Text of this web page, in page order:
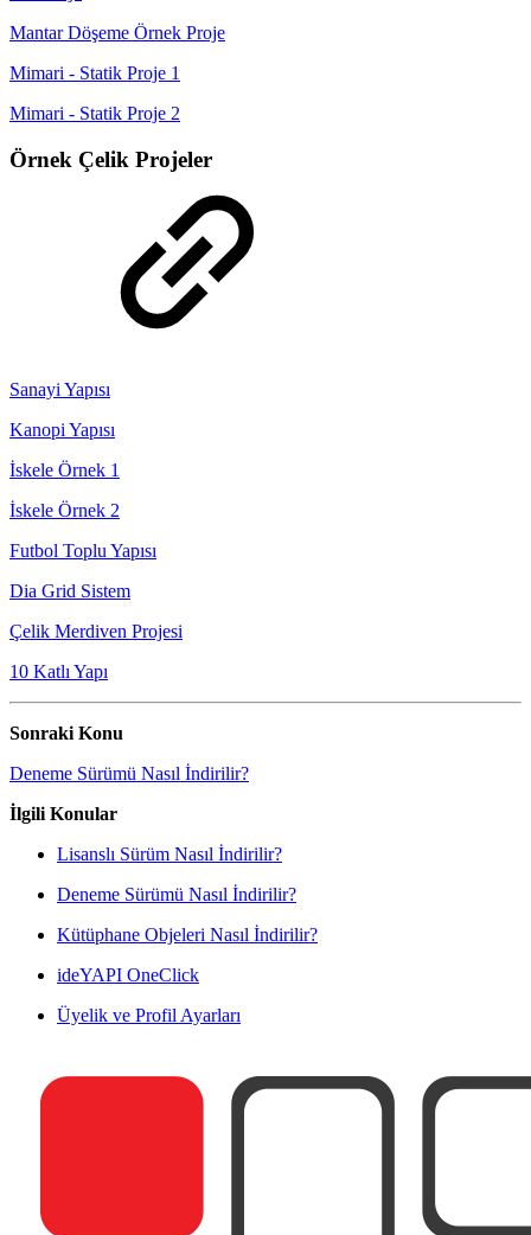
Mantar Döşeme Örnek Proje
Mimari - Statik Proje 1
Mimari - Statik Proje 2
Örnek Çelik Projeler
Sanayi Yapısı
Kanopi Yapısı
İskele Örnek 1
İskele Örnek 2
Futbol Toplu Yapısı
Dia Grid Sistem
Çelik Merdiven Projesi
10 Katlı Yapı
Sonraki Konu
Deneme Sürümü Nasıl İndirilir?
İlgili Konular
Lisanslı Sürüm Nasıl İndirilir?
Deneme Sürümü Nasıl İndirilir?
Kütüphane Objeleri Nasıl İndirilir?
ideYAPI OneClick
Üyelik ve Profil Ayarları